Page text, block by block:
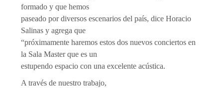
formado y que hemos
paseado por diversos escenarios del país, dice Horacio
Salinas y agrega que
“próximamente haremos estos dos nuevos conciertos en
la Sala Master que es un
estupendo espacio con una excelente acústica.
A través de nuestro trabajo,